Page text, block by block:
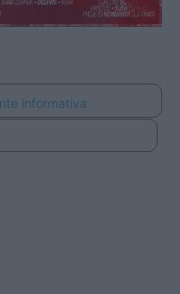
informativa